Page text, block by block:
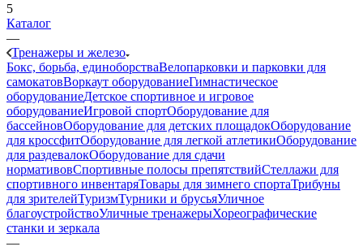
5
Каталог
—
Тренажеры и железо
Бокс, борьба, единоборстваВелопарковки и парковки для
самокатовВоркаут оборудованиеГимнастическое
оборудованиеДетское спортивное и игровое
оборудованиеИгровой спортОборудование для
бассейновОборудование для детских площадокОборудование
для кроссфитОборудование для легкой атлетикиОборудование
для раздевалокОборудование для сдачи
нормативовСпортивные полосы препятствийСтеллажи для
спортивного инвентаряТовары для зимнего спортаТрибуны
для зрителейТуризмТурники и брусьяУличное
благоустройствоУличные тренажерыХореографические
станки и зеркала
—